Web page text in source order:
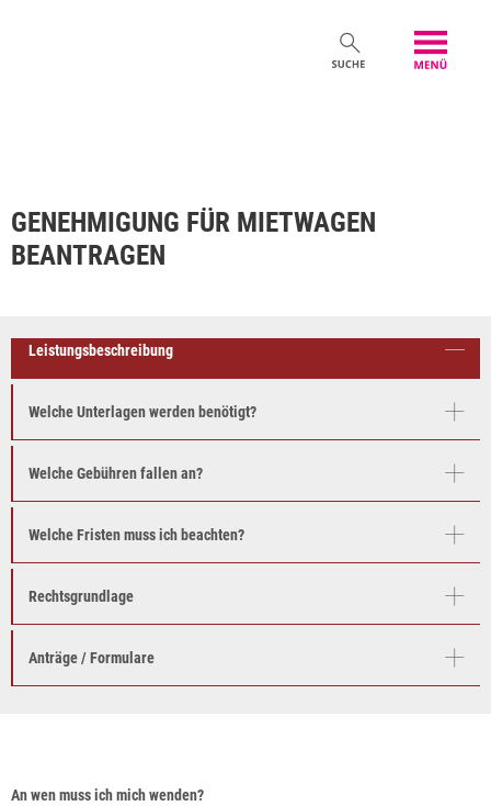
GENEHMIGUNG FÜR MIETWAGEN
BEANTRAGEN
Leistungsbeschreibung
Welche Unterlagen werden benötigt?
Welche Gebühren fallen an?
Welche Fristen muss ich beachten?
Rechtsgrundlage
Anträge / Formulare
An wen muss ich mich wenden?